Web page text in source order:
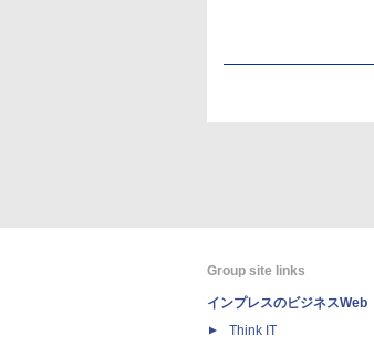
Group site links
インプレスのビジネスWeb
Think IT